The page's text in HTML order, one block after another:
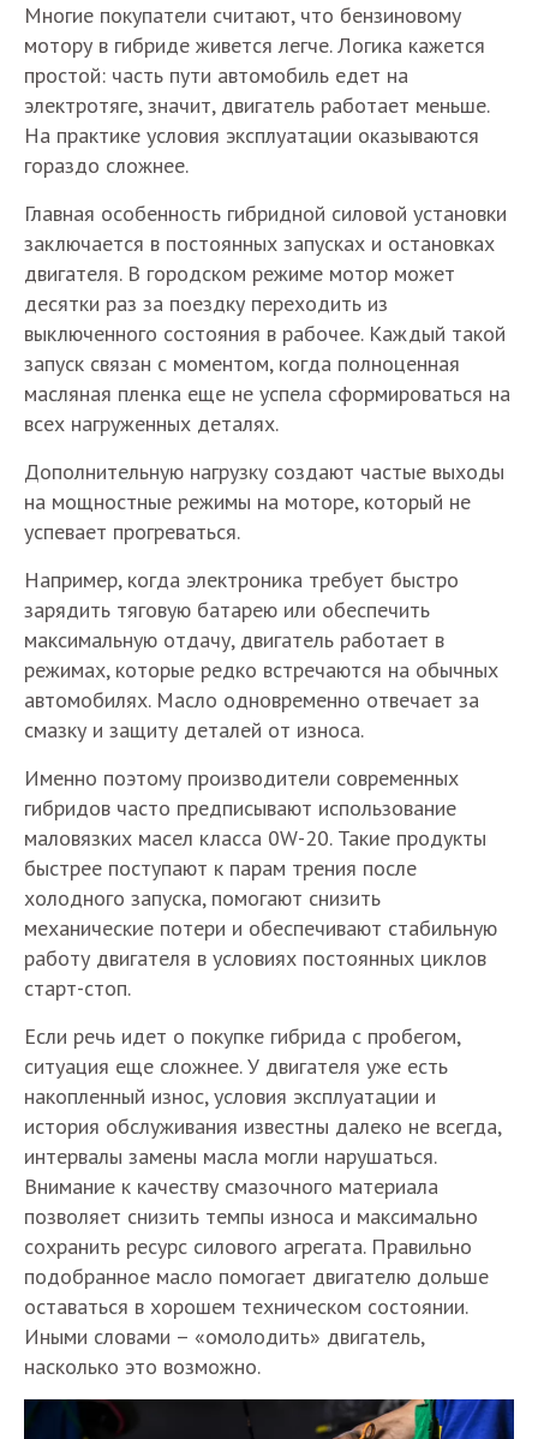
Многие покупатели считают, что бензиновому
мотору в гибриде живется легче. Логика кажется
простой: часть пути автомобиль едет на
электротяге, значит, двигатель работает меньше.
На практике условия эксплуатации оказываются
гораздо сложнее.
Главная особенность гибридной силовой установки
заключается в постоянных запусках и остановках
двигателя. В городском режиме мотор может
десятки раз за поездку переходить из
выключенного состояния в рабочее. Каждый такой
запуск связан с моментом, когда полноценная
масляная пленка еще не успела сформироваться на
всех нагруженных деталях.
Дополнительную нагрузку создают частые выходы
на мощностные режимы на моторе, который не
успевает прогреваться.
Например, когда электроника требует быстро
зарядить тяговую батарею или обеспечить
максимальную отдачу, двигатель работает в
режимах, которые редко встречаются на обычных
автомобилях. Масло одновременно отвечает за
смазку и защиту деталей от износа.
Именно поэтому производители современных
гибридов часто предписывают использование
маловязких масел класса 0W-20. Такие продукты
быстрее поступают к парам трения после
холодного запуска, помогают снизить
механические потери и обеспечивают стабильную
работу двигателя в условиях постоянных циклов
старт-стоп.
Если речь идет о покупке гибрида с пробегом,
ситуация еще сложнее. У двигателя уже есть
накопленный износ, условия эксплуатации и
история обслуживания известны далеко не всегда,
интервалы замены масла могли нарушаться.
Внимание к качеству смазочного материала
позволяет снизить темпы износа и максимально
сохранить ресурс силового агрегата. Правильно
подобранное масло помогает двигателю дольше
оставаться в хорошем техническом состоянии.
Иными словами – «омолодить» двигатель,
насколько это возможно.